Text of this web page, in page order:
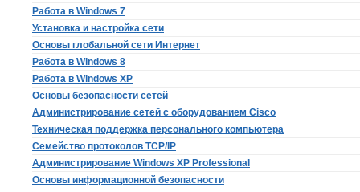
Работа в Windows 7
Установка и настройка сети
Основы глобальной сети Интернет
Работа в Windows 8
Работа в Windows XP
Основы безопасности сетей
Администрирование сетей с оборудованием Cisco
Техническая поддержка персонального компьютера
Семейство протоколов TCP/IP
Администрирование Windows XP Professional
Основы информационной безопасности